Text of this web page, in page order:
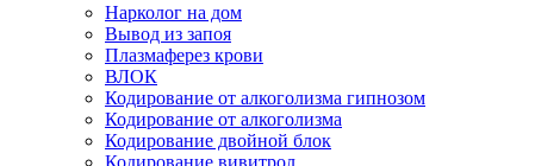
Нарколог на дом
Вывод из запоя
Плазмаферез крови
ВЛОК
Кодирование от алкоголизма гипнозом
Кодирование от алкоголизма
Кодирование двойной блок
Кодирование вивитрол